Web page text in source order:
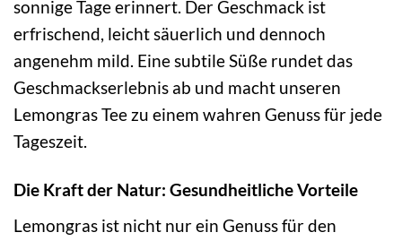
sonnige Tage erinnert. Der Geschmack ist
erfrischend, leicht säuerlich und dennoch
angenehm mild. Eine subtile Süße rundet das
Geschmackserlebnis ab und macht unseren
Lemongras Tee zu einem wahren Genuss für jede
Tageszeit.
Die Kraft der Natur: Gesundheitliche Vorteile
Lemongras ist nicht nur ein Genuss für den